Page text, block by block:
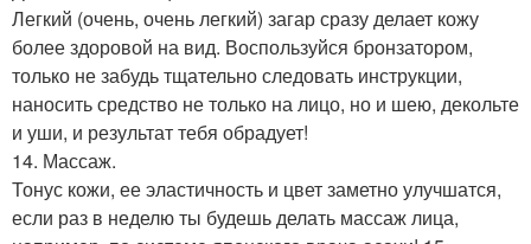
Легкий (очень, очень легкий) загар сразу делает кожу
более здоровой на вид. Воспользуйся бронзатором,
только не забудь тщательно следовать инструкции,
наносить средство не только на лицо, но и шею, декольте
и уши, и результат тебя обрадует!
14. Массаж.
Тонус кожи, ее эластичность и цвет заметно улучшатся,
если раз в неделю ты будешь делать массаж лица,